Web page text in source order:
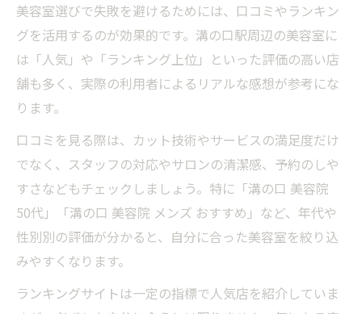
美容室選びで失敗を避けるためには、口コミやランキン
グを活用するのが効果的です。溝の口駅周辺の美容室に
は「人気」や「ランキング上位」といった評価の高い店
舗も多く、実際の利用者によるリアルな感想が参考にな
ります。
口コミを見る際は、カット技術やサービスの満足度だけ
でなく、スタッフの対応やサロンの清潔感、予約のしや
すさなどもチェックしましょう。特に「溝の口 美容院
50代」「溝の口 美容院 メンズ おすすめ」など、年代や
性別別の評価が分かると、自分に合った美容室を絞り込
みやすくなります。
ランキングサイトは一定の指標で人気店を紹介していま